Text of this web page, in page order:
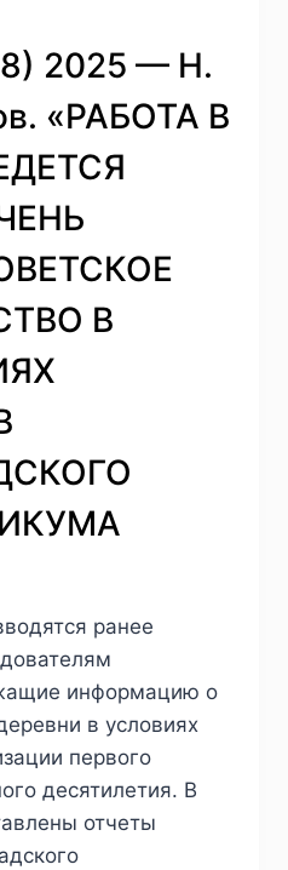
2025 — Н.
«РАБОТА В
В
ранее
информацию о
в условиях
первого
десятилетия. В
отчеты